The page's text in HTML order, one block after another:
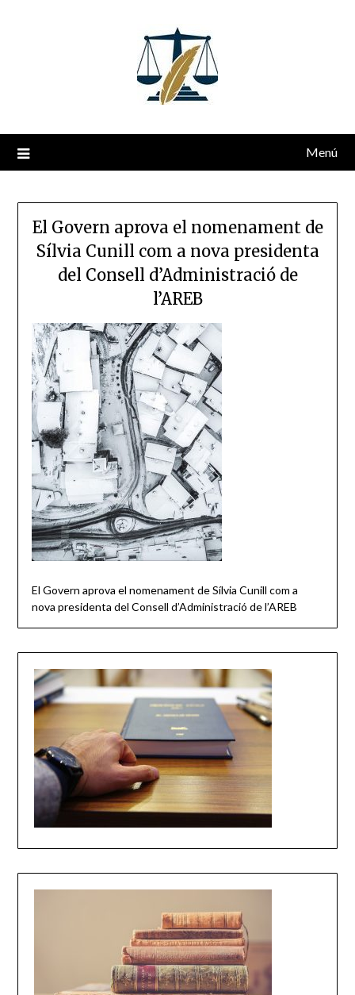
Menú
El Govern aprova el nomenament de
Sílvia Cunill com a nova presidenta
del Consell d’Administració de
l’AREB
El Govern aprova el nomenament de Sílvia Cunill com a
nova presidenta del Consell d’Administració de l’AREB